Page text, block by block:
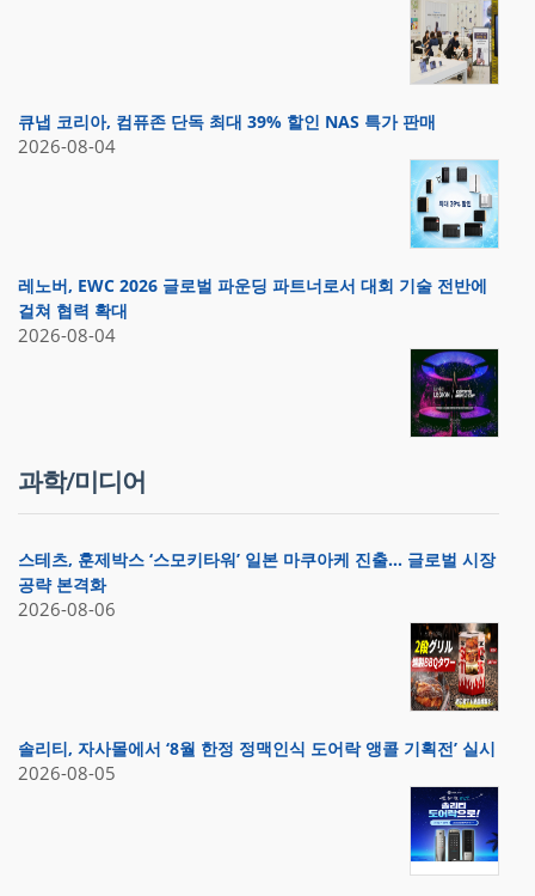
큐냅 코리아, 컴퓨존 단독 최대 39% 할인 NAS 특가 판매
2026-08-04
레노버, EWC 2026 글로벌 파운딩 파트너로서 대회 기술 전반에
걸쳐 협력 확대
2026-08-04
과학/미디어
스테츠, 훈제박스 ‘스모키타워’ 일본 마쿠아케 진출… 글로벌 시장
공략 본격화
2026-08-06
솔리티, 자사몰에서 ‘8월 한정 정맥인식 도어락 앵콜 기획전’ 실시
2026-08-05